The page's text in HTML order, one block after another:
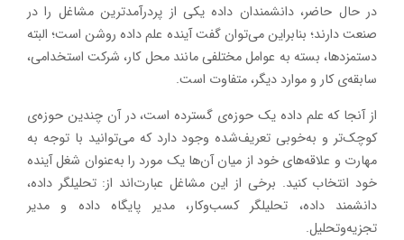
در حال حاضر، دانشمندان داده یکی از پردرآمدترین مشاغل را در
صنعت دارند؛ بنابراین می‌توان گفت آینده علم داده روشن است؛ البته
دستمزدها، بسته به عوامل مختلفی مانند محل کار، شرکت استخدامی،
سابقه‌ی کار و موارد دیگر، متفاوت است.
از آنجا که علم داده یک حوزه‌ی گسترده است، در آن چندین حوزه‌ی
کوچک‌تر و به‌خوبی تعریف‌شده وجود دارد که می‌توانید با توجه به
مهارت و علاقه‌های خود از میان آن‌ها یک مورد را به‌عنوان شغل آینده
خود انتخاب کنید. برخی از این مشاغل عبارت‌اند از: تحلیلگر داده،
دانشمند داده، تحلیلگر کسب‌وکار، مدیر پایگاه داده و مدیر
تجزیه‌وتحلیل.